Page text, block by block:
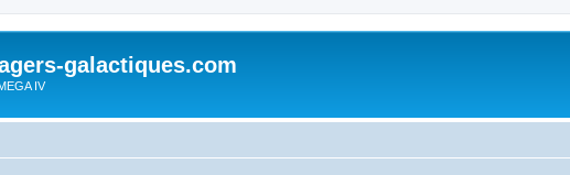
galactiques.com
IV